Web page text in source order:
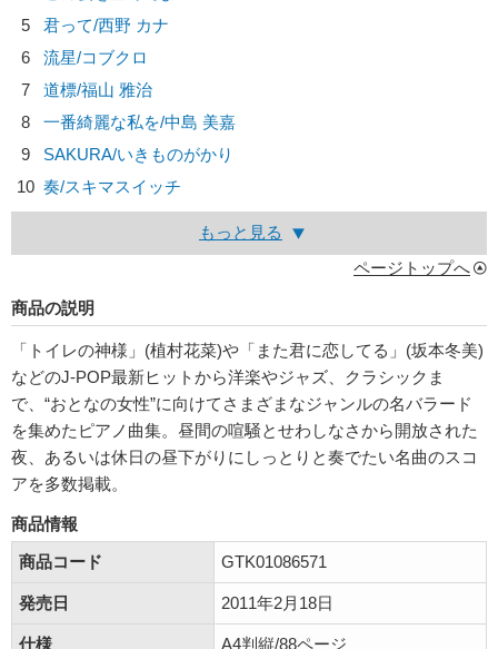
5
君って/西野 カナ
6
流星/コブクロ
7
道標/福山 雅治
8
一番綺麗な私を/中島 美嘉
9
SAKURA/いきものがかり
10 奏/スキマスイッチ
もっと見る
ページトップへ
商品の説明
「トイレの神様」(植村花菜)や「また君に恋してる」(坂本冬美)
などのJ-POP最新ヒットから洋楽やジャズ、クラシックま
で、“おとなの女性”に向けてさまざまなジャンルの名バラード
を集めたピアノ曲集。昼間の喧騒とせわしなさから開放された
夜、あるいは休日の昼下がりにしっとりと奏でたい名曲のスコ
アを多数掲載。
商品情報
商品コード
GTK01086571
発売日 2011年2月18日
仕様 A4判縦/88ページ